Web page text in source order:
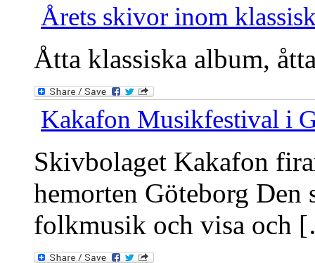
Årets skivor inom
Åtta klassiska album,
Kakafon Musikfestival i
Skivbolaget Kakafon
hemorten Göteborg Den
folkmusik och visa och